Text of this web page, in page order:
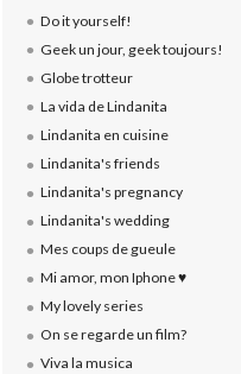
Do it yourself!
Geek un jour, geek toujours!
Globe trotteur
La vida de Lindanita
Lindanita en cuisine
Lindanita's friends
Lindanita's pregnancy
Lindanita's wedding
Mes coups de gueule
Mi amor, mon Iphone ♥
My lovely series
On se regarde un film?
Viva la musica